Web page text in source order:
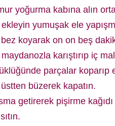
yoğurma kabına alın
yumuşak ele
koyarak on on beş
karıştırıp iç
parçalar koparıp
büzerek kapatın.
getirerek pişirme